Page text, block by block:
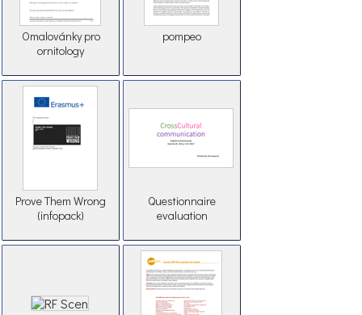
Omalovánky pro
ornitology
pompeo
Prove Them Wrong
(infopack)
Questionnaire
evaluation